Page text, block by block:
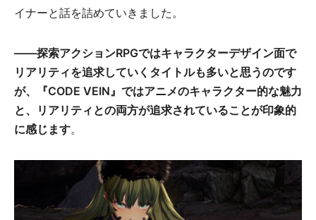
イナーと話を詰めていきました。
――探索アクションRPGではキャラクターデザイン面で
リアリティを追求していくタイトルも多いと思うのです
が、『CODE VEIN』ではアニメのキャラクター的な魅力
と、リアリティとの両方が追求されていることが印象的
に感じます。